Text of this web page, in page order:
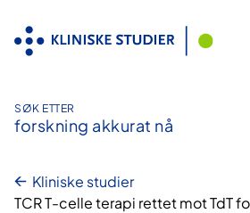
innhold
SØK ETTER
forskning akkurat nå
Kliniske studier
TCR T-celle terapi rettet mot TdT